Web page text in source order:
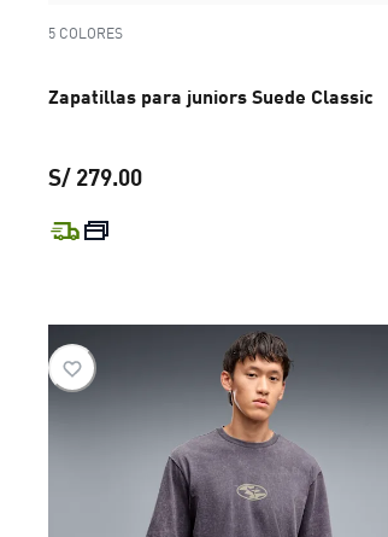
5 COLORES
Zapatillas para juniors Suede Classic
S/ 279.00